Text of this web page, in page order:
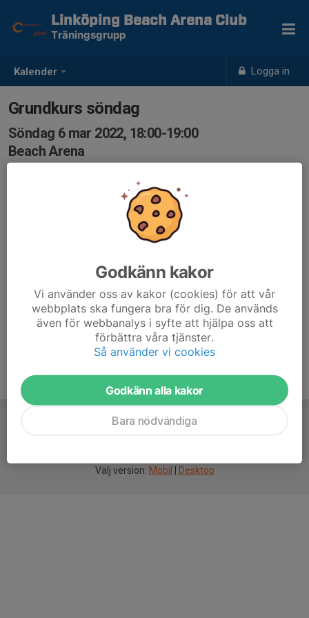
Kalender Logga in
Linköping Beach Arena Club
Träningsgrupp
Grundkurs söndag
Söndag 6 mar 2022, 18:00-19:00
Beach Arena
Anmälan till träningsgrupp, viktigt att anmäla sig varje
vecka. Vid avanmälning samma dag maila till
traningsgrupper@lbac.se
Välj version: Mobil Desktop
Godkänn kakor
Vi använder oss av kakor (cookies) för att vår
webbplats ska fungera bra för dig. De används
även för webbanalys i syfte att hjälpa oss att
förbättra våra tjänster.
Så använder vi cookies
Godkänn alla kakor
Bara nödvändiga